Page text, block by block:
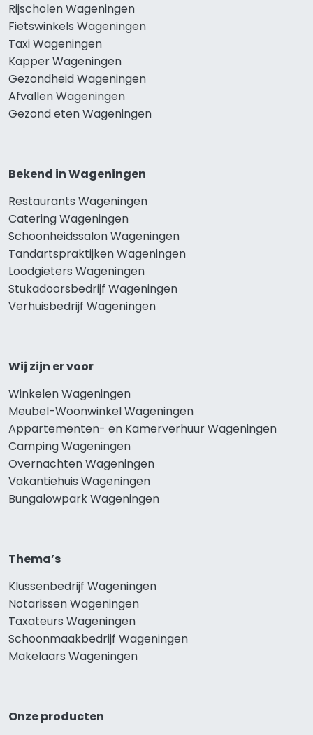
Rijscholen Wageningen
Fietswinkels Wageningen
Taxi Wageningen
Kapper Wageningen
Gezondheid Wageningen
Afvallen Wageningen
Gezond eten Wageningen
Bekend in Wageningen
Restaurants Wageningen
Catering Wageningen
Schoonheidssalon Wageningen
Tandartspraktijken Wageningen
Loodgieters Wageningen
Stukadoorsbedrijf Wageningen
Verhuisbedrijf Wageningen
Wij zijn er voor
Winkelen Wageningen
Meubel-Woonwinkel Wageningen
Appartementen- en Kamerverhuur Wageningen
Camping Wageningen
Overnachten Wageningen
Vakantiehuis Wageningen
Bungalowpark Wageningen
Thema’s
Klussenbedrijf Wageningen
Notarissen Wageningen
Taxateurs Wageningen
Schoonmaakbedrijf Wageningen
Makelaars Wageningen
Onze producten